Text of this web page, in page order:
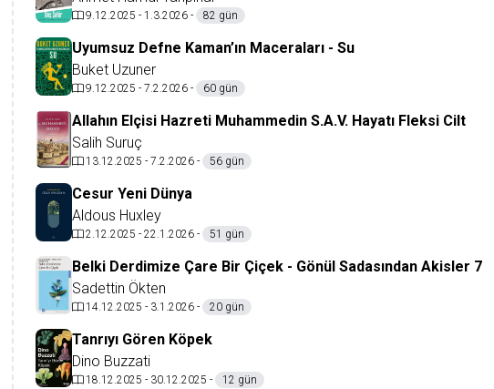
9.12.2025 - 1.3.2026 - 82 gün
Uyumsuz Defne Kaman’ın Maceraları - Su
Buket Uzuner
9.12.2025 - 7.2.2026 - 60 gün
Allahın Elçisi Hazreti Muhammedin S.A.V. Hayatı Fleksi Cilt
Salih Suruç
13.12.2025 - 7.2.2026 - 56 gün
Cesur Yeni Dünya
Aldous Huxley
2.12.2025 - 22.1.2026 - 51 gün
Belki Derdimize Çare Bir Çiçek - Gönül Sadasından Akisler 7
Sadettin Ökten
14.12.2025 - 3.1.2026 - 20 gün
Tanrıyı Gören Köpek
Dino Buzzati
18.12.2025 - 30.12.2025 - 12 gün